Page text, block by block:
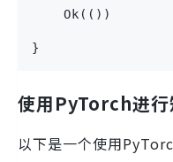
    Ok(())
}
使用PyTorch进行
以下是一个使用